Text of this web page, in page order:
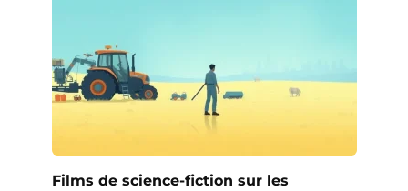
Films de science-fiction sur les